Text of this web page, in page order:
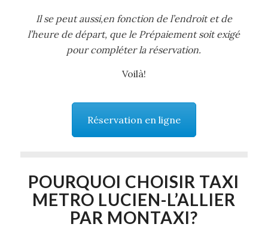
Il se peut aussi,en fonction de l’endroit et de
l’heure de départ, que le Prépaiement soit exigé
pour compléter la réservation.
Voilà!
Réservation en ligne
POURQUOI CHOISIR TAXI
METRO LUCIEN-L’ALLIER
PAR MONTAXI?